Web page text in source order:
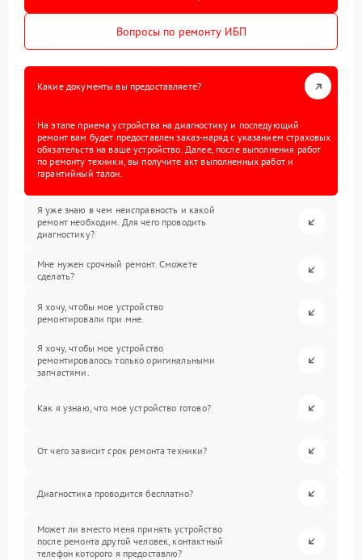
Вопросы по ремонту ИБП
Какие документы вы предоставляете?
На этапе приема устройства на диагностику и последующий
ремонт вам будет предоставлен заказ-наряд с указанием страховых
обязательств на ваше устройство. Далее, после выполнения работ
по ремонту техники, вы получите акт выполненных работ и
гарантийный талон.
Я уже знаю в чем неисправность и какой
ремонт необходим. Для чего проводить
диагностику?
Мне нужен срочный ремонт. Сможете
сделать?
Я хочу, чтобы мое устройство
ремонтировали при мне.
Я хочу, чтобы мое устройство
ремонтировалось только оригинальными
запчастями.
Как я узнаю, что мое устройство готово?
От чего зависит срок ремонта техники?
Диагностика проводится бесплатно?
Может ли вместо меня принять устройство
после ремонта другой человек, контактный
телефон которого я предоставлю?